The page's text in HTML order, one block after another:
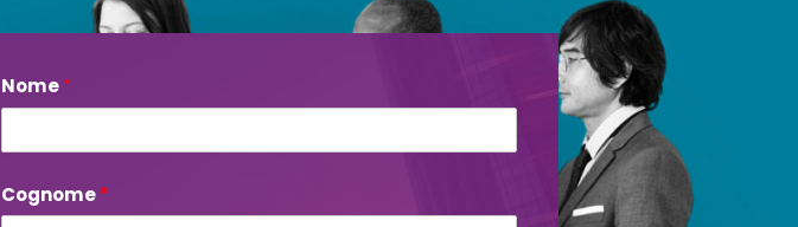
Nome*
Cognome*
E
m
i
C
o